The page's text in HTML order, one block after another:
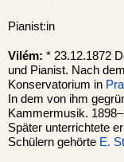
Pianist:in
Vilém: * 23.12.1872
und Pianist. Nach
Konservatorium in
In dem von ihm
Kammermusik.
Später unterrichtete
Schülern gehörte E.